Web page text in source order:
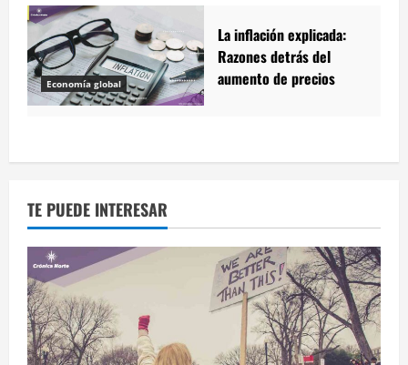
Economía global
La inflación explicada:
Razones detrás del
aumento de precios
TE PUEDE INTERESAR